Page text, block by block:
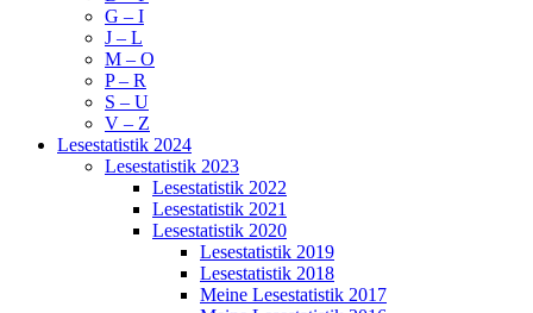
G – I
J – L
M – O
P – R
S – U
V – Z
Lesestatistik 2024
Lesestatistik 2023
Lesestatistik 2022
Lesestatistik 2021
Lesestatistik 2020
Lesestatistik 2019
Lesestatistik 2018
Meine Lesestatistik 2017